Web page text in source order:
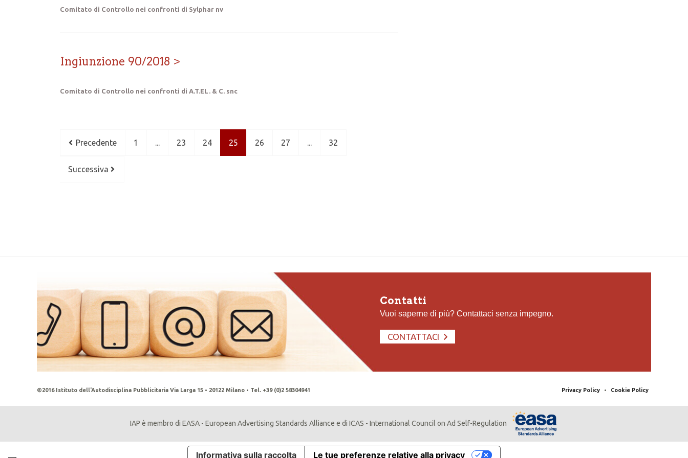
Comitato di Controllo nei confronti di Sylphar nv
Ingiunzione 90/2018
Comitato di Controllo nei confronti di A.T.EL. & C. snc
Precedente 1 ... 23 24 25 26 27 ... 32
Successiva
Contatti
Vuoi saperne di più? Contattaci senza impegno.
CONTATTACI
©2016 Istituto dell'Autodisciplina Pubblicitaria Via Larga 15 • 20122 Milano • Tel. +39 (0)2 58304941 Privacy Policy • Cookie Policy
IAP è membro di EASA - European Advertising Standards Alliance e di ICAS - International Council on Ad Self-Regulation
Informativa sulla raccolta Le tue preferenze relative alla privacy